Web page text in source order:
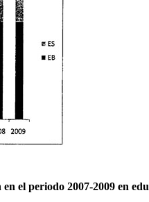
el periodo 2007-2009 en